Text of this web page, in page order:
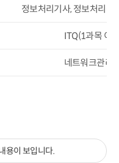
정보처리기사, 정보처리산
ITQ(1과목 이
네트워크관리
용이 보입니다.